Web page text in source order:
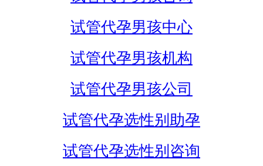
试管代孕男孩中心
试管代孕男孩机构
试管代孕男孩公司
试管代孕选性别助孕
试管代孕选性别咨询